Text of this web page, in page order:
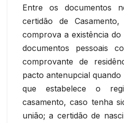
Entre os documentos
certidão de
comprova a existência
documentos pessoais
comprovante de
pacto antenupcial
que estabelece o
casamento, caso tenha
união; a certidão de